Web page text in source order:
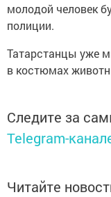
молодой человек
полиции.
Татарстанцы уже
в костюмах
Следите за
Telegram-
Читайте